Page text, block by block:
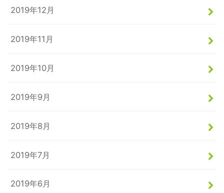
2019年12月
2019年11月
2019年10月
2019年9月
2019年8月
2019年7月
2019年6月